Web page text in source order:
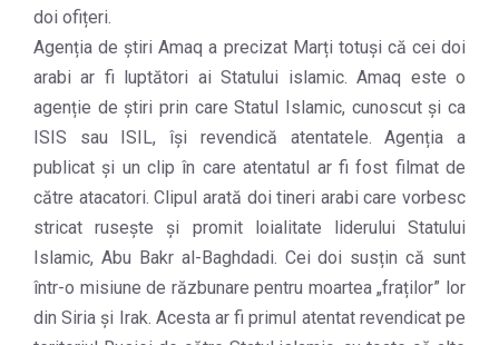
doi ofițeri.
Agenția de știri Amaq a precizat Marți totuși că cei doi
arabi ar fi luptători ai Statului islamic. Amaq este o
agenție de știri prin care Statul Islamic, cunoscut și ca
ISIS sau ISIL, își revendică atentatele. Agenția a
publicat și un clip în care atentatul ar fi fost filmat de
către atacatori. Clipul arată doi tineri arabi care vorbesc
stricat rusește și promit loialitate liderului Statului
Islamic, Abu Bakr al-Baghdadi. Cei doi susțin că sunt
într-o misiune de răzbunare pentru moartea „fraților” lor
din Siria și Irak. Acesta ar fi primul atentat revendicat pe